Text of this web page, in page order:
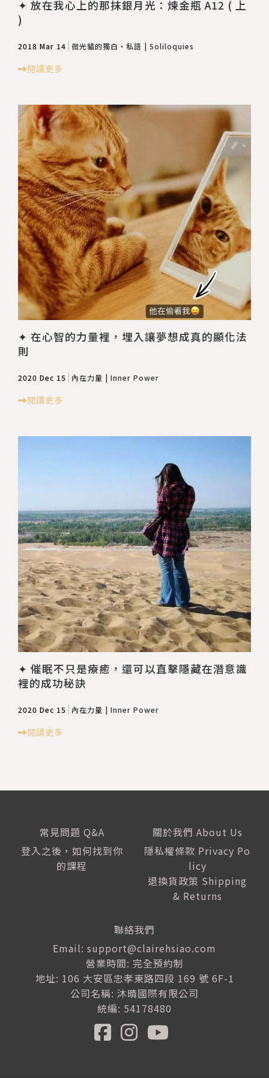
✦ 放在我心上的那抹銀月光：煉金瓶 A12 ( 上
)
2018 Mar 14 微光貓的獨白・私語 | Soliloquies
閱讀更多
✦ 在心智的力量裡，埋入讓夢想成真的顯化法
則
2020 Dec 15 內在力量 | Inner Power
閱讀更多
✦ 催眠不只是療癒，還可以直擊隱藏在潛意識
裡的成功秘訣
2020 Dec 15 內在力量 | Inner Power
閱讀更多
常見問題 Q&A
登入之後，如何找到你
的課程
關於我們 About Us
隱私權條款 Privacy Po
licy
退換貨政策 Shipping
& Returns
聯絡我們
Email: support@clairehsiao.com
營業時間: 完全預約制
地址: 106 大安區忠孝東路四段 169 號 6F-1
公司名稱: 沐晴國際有限公司
統編: 54178480